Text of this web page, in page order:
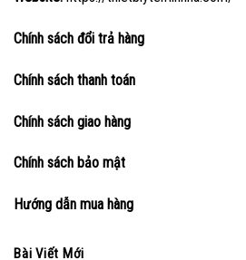
Chính sách đổi trả hàng
Chính sách thanh toán
Chính sách giao hàng
Chính sách bảo mật
Hướng dẫn mua hàng
Bài Viết Mới